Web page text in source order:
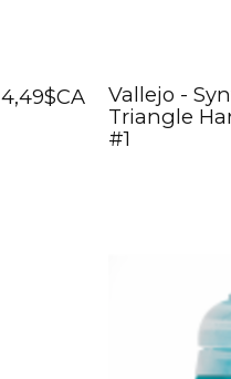
4,49$CA
Vallejo -
Triangle
#1